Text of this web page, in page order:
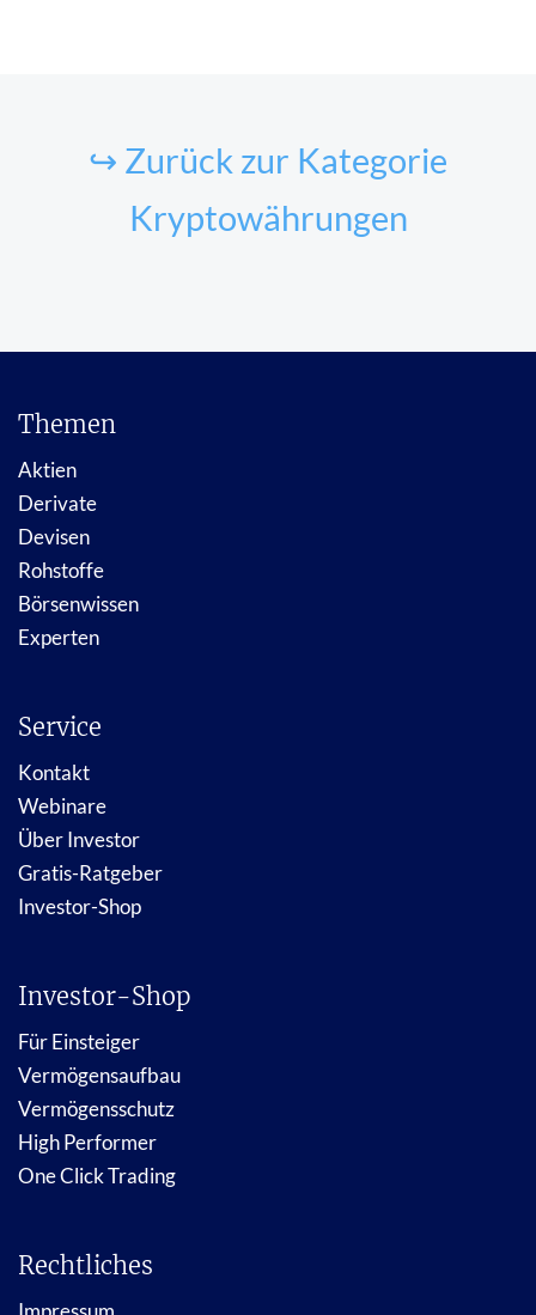
↪ Zurück zur Kategorie
Kryptowährungen
Themen
Aktien
Derivate
Devisen
Rohstoffe
Börsenwissen
Experten
Service
Kontakt
Webinare
Über Investor
Gratis-Ratgeber
Investor-Shop
Investor-Shop
Für Einsteiger
Vermögensaufbau
Vermögensschutz
High Performer
One Click Trading
Rechtliches